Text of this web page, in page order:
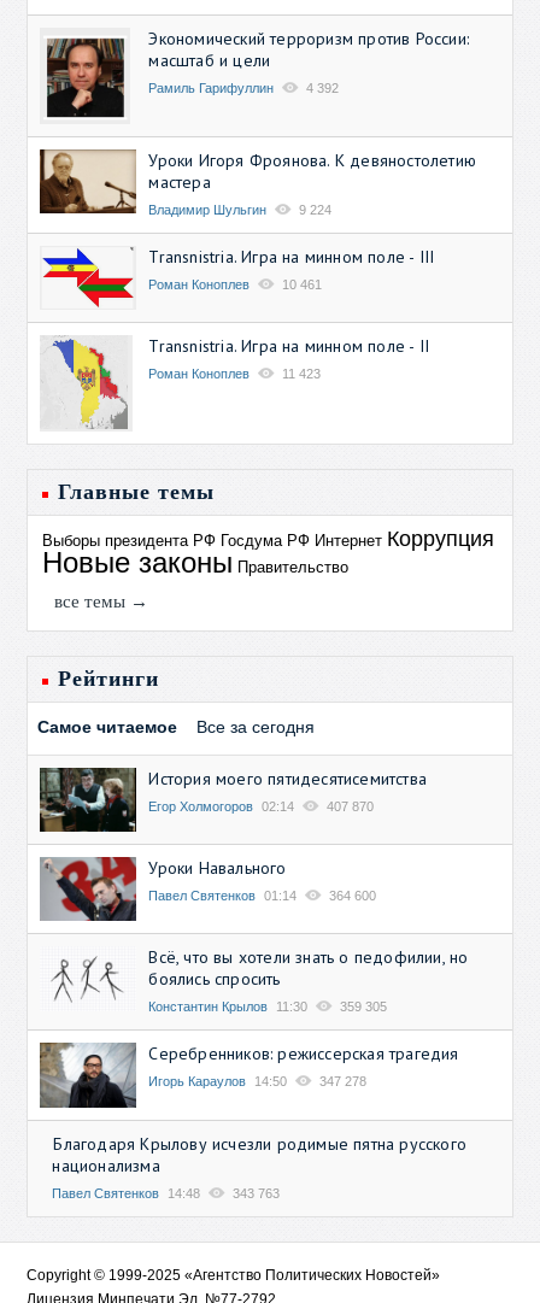
Экономический терроризм против России:
масштаб и цели
Рамиль Гарифуллин 4 392
Уроки Игоря Фроянова. К девяностолетию
мастера
Владимир Шульгин 9 224
Transnistria. Игра на минном поле - III
Роман Коноплев 10 461
Transnistria. Игра на минном поле - II
Роман Коноплев 11 423
Главные темы
Выборы президента РФ Госдума РФ Интернет Коррупция
Новые законы Правительство
все темы →
Рейтинги
Самое читаемое Все за сегодня
История моего пятидесятисемитства
Егор Холмогоров 02:14 407 870
Уроки Навального
Павел Святенков 01:14 364 600
Всё, что вы хотели знать о педофилии, но
боялись спросить
Константин Крылов 11:30 359 305
Серебренников: режиссерская трагедия
Игорь Караулов 14:50 347 278
Благодаря Крылову исчезли родимые пятна русского
национализма
Павел Святенков 14:48 343 763
Copyright © 1999-2025 «Агентство Политических Новостей»
Лицензия Минпечати Эл. №77-2792